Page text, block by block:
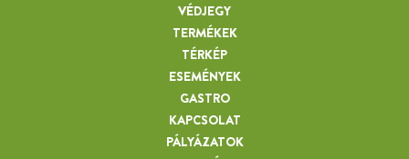
VÉDJEGY
TERMÉKEK
TÉRKÉP
ESEMÉNYEK
GASTRO
KAPCSOLAT
PÁLYÁZATOK